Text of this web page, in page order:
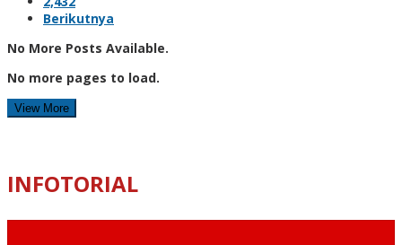
Berikutnya
No More Posts Available.
No more pages to load.
View More
INFOTORIAL